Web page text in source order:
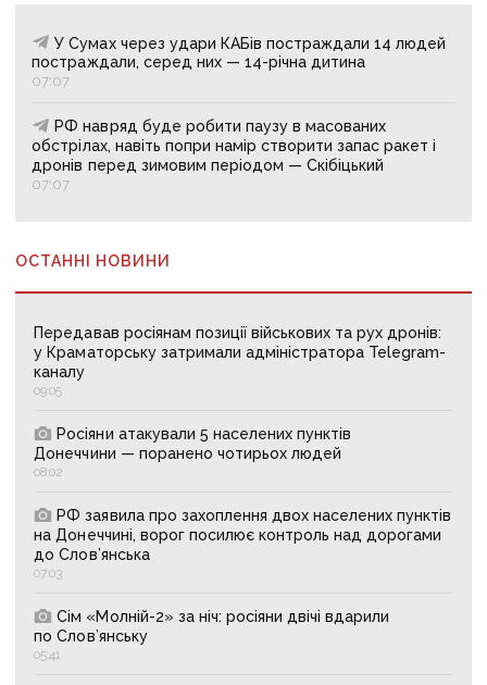
У Сумах через удари КАБів постраждали 14 людей
постраждали, серед них — 14-річна дитина
07:07
РФ навряд буде робити паузу в масованих
обстрілах, навіть попри намір створити запас ракет і
дронів перед зимовим періодом — Скібіцький
07:07
ОСТАННІ НОВИНИ
Передавав росіянам позиції військових та рух дронів:
у Краматорську затримали адміністратора Telegram-
каналу
09:05
Росіяни атакували 5 населених пунктів
Донеччини — поранено чотирьох людей
08:02
РФ заявила про захоплення двох населених пунктів
на Донеччині, ворог посилює контроль над дорогами
до Слов’янська
07:03
Сім «Молній-2» за ніч: росіяни двічі вдарили
по Слов’янську
05:41